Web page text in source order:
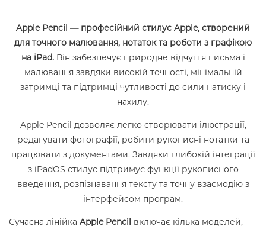
Apple Pencil — професійний стилус Apple, створений
для точного малювання, нотаток та роботи з графікою
на iPad.Він забезпечує природне відчуття письма і
малювання завдяки високій точності, мінімальній
затримці та підтримці чутливості до сили натиску і
нахилу.
Apple Pencil дозволяє легко створювати ілюстрації,
редагувати фотографії, робити рукописні нотатки та
працювати з документами. Завдяки глибокій інтеграції
з iPadOS стилус підтримує функції рукописного
введення, розпізнавання тексту та точну взаємодію з
інтерфейсом програм.
Сучасна лінійка Apple Pencil включає кілька моделей,